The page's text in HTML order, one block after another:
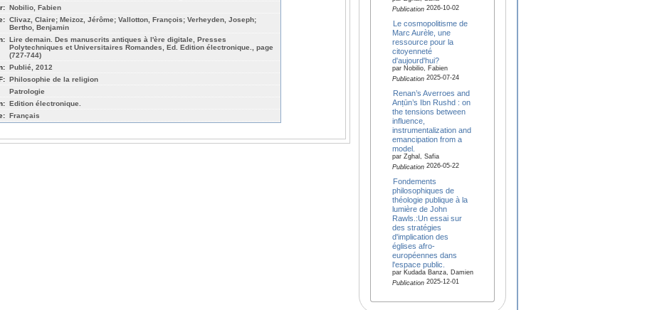
Nobilio, Fabien
Clivaz, Claire; Meizoz, Jérôme; Vallotton, François; Verheyden, Joseph;
Bertho, Benjamin
Lire demain. Des manuscrits antiques à l'ère digitale, Presses
Polytechniques et Universitaires Romandes, Ed. Edition électronique., page
(727-744)
Publié, 2012
Philosophie de la religion
Patrologie
Edition électronique.
Français
Publication2026-10-02
Le cosmopolitisme de
Marc Aurèle, une
ressource pour la
citoyenneté
d'aujourd'hui?
par Nobilio, Fabien
Publication2025-07-24
Renan’s Averroes and
Anṭūn’s Ibn Rushd : on
the tensions between
influence,
instrumentalization and
emancipation from a
model.
par Zghal, Safia
Publication2026-05-22
Fondements
philosophiques de
théologie publique à la
lumière de John
Rawls.:Un essai sur
des stratégies
d'implication des
églises afro-
européennes dans
l'espace public.
par Kudada Banza, Damien
Publication2025-12-01